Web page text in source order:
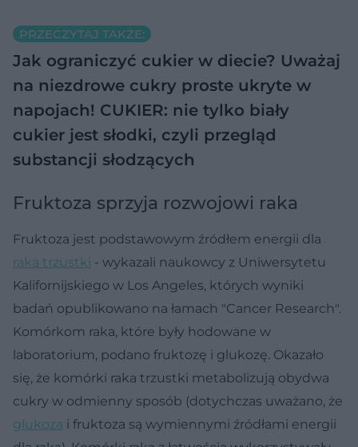
PRZECZYTAJ TAKŻE:
Jak ograniczyć cukier w diecie? Uważaj
na niezdrowe cukry proste ukryte w
napojach! CUKIER: nie tylko biały
cukier jest słodki, czyli przegląd
substancji słodzących
Fruktoza sprzyja rozwojowi raka
Fruktoza jest podstawowym źródłem energii dla
raka trzustki - wykazali naukowcy z Uniwersytetu
Kalifornijskiego w Los Angeles, których wyniki
badań opublikowano na łamach "Cancer Research".
Komórkom raka, które były hodowane w
laboratorium, podano fruktozę i glukozę. Okazało
się, że komórki raka trzustki metabolizują obydwa
cukry w odmienny sposób (dotychczas uważano, że
glukoza i fruktoza są wymiennymi źródłami energii